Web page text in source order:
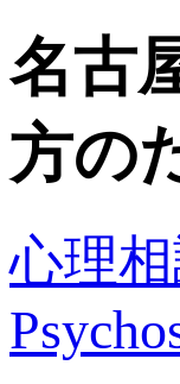
名古
方の
心理